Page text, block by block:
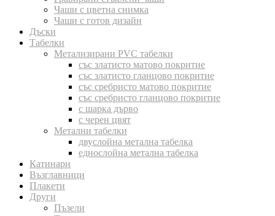
Чаши с цветна снимка
Чаши с готов дизайн
Дъски
Табелки
Метализирани PVC табелки
със златисто матово покритие
със златисто гланцово покритие
със сребристо матово покритие
със сребристо гланцово покритие
с шарка дърво
с черен цвят
Метални табелки
двуслойна метална табелка
еднослойна метална табелка
Катинари
Възглавници
Плакети
Други
Пъзели